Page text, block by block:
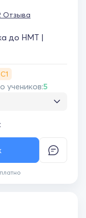
Отзыва
до НМТ |
С1
учеников:5
помітити)
і це
рекомендую)